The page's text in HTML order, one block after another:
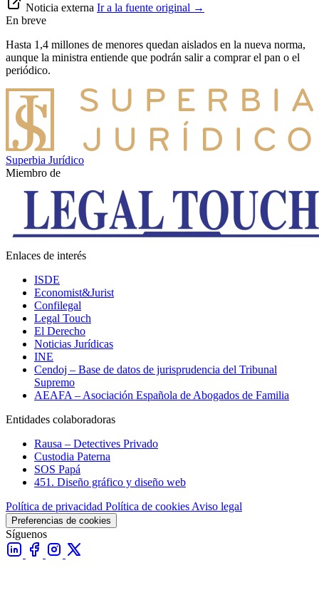
Noticia externa Ir a la fuente original →
En breve
Hasta 1,4 millones de menores quedan aislados en la nueva norma,
aunque la ministra entiende que podrán salir a comprar el pan o el
periódico.
Superbia Jurídico
Miembro de
Enlaces de interés
ISDE
Economist&Jurist
Confilegal
Legal Touch
El Derecho
Noticias Jurídicas
INE
Cendoj – Base de datos de jurisprudencia del Tribunal
Supremo
AEAFA – Asociación Española de Abogados de Familia
Entidades colaboradoras
Rausa – Detectives Privado
Custodia Paterna
SOS Papá
451. Diseño gráfico y diseño web
Política de privacidad Política de cookies Aviso legal
Preferencias de cookies
Síguenos